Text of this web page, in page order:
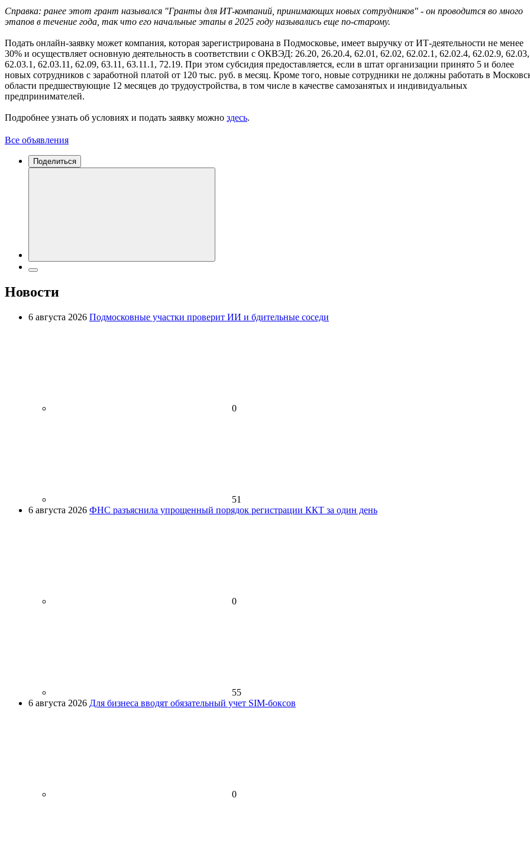
Справка: ранее этот грант назывался "Гранты для ИТ-компаний, принимающих новых сотрудников" - он проводится во много
этапов в течение года, так что его начальные этапы в 2025 году назывались еще по-старому.
Подать онлайн-заявку может компания, которая зарегистрирована в Подмосковье, имеет выручку от ИТ-деятельности не менее
30% и осуществляет основную деятельность в соответствии с ОКВЭД: 26.20, 26.20.4, 62.01, 62.02, 62.02.1, 62.02.4, 62.02.9, 62.03,
62.03.1, 62.03.11, 62.09, 63.11, 63.11.1, 72.19. При этом субсидия предоставляется, если в штат организации принято 5 и более
новых сотрудников с заработной платой от 120 тыс. руб. в месяц. Кроме того, новые сотрудники не должны работать в
области предшествующие 12 месяцев до трудоустройства, в том числе в качестве самозанятых и индивидуальных
предпринимателей.
Подробнее узнать об условиях и подать заявку можно здесь.
Все объявления
Поделиться
Новости
6 августа 2026 Подмосковные участки проверит ИИ и бдительные соседи
0
51
6 августа 2026 ФНС разъяснила упрощенный порядок регистрации ККТ за один день
0
55
6 августа 2026 Для бизнеса вводят обязательный учет SIM-боксов
0